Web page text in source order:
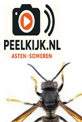
Nieuws uit Asten
Nieuws uit
Contact
Nieuws aanmelden